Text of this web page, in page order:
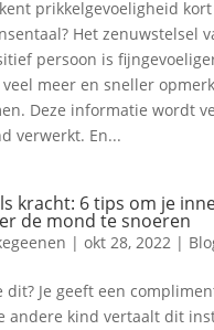
prikkelgevoeligheid
Het zenuwstelsel
persoon is
meer en sneller
Deze informatie wordt
verwerkt. En...
kracht: 6 tips om je
de mond te snoeren
| okt 28, 2022|
dit? Je geeft een
andere kind vertaalt dit